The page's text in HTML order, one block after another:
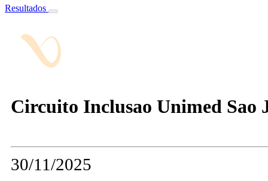
Resultados
Circuito Inclusao Unimed Sao
30/11/2025